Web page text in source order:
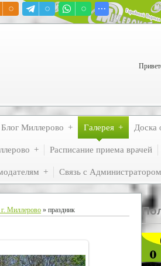
Блог Миллерово Галерея Доска
Расписание приема врачей
Связь с Администратором
Миллерово » праздник